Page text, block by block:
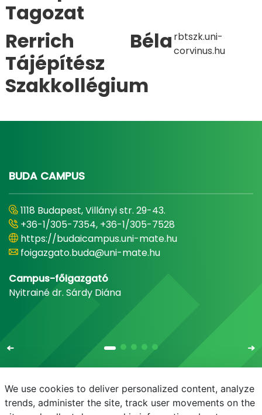
Tagozat
Rerrich Béla
Tájépítész
Szakkollégium
rbtszk.uni-
corvinus.hu
BUDA CAMPUS
1118 Budapest, Villányi str. 29-43.
+36-1/305-7354, +36-1/305-7528
https://budaicampus.uni-mate.hu
foigazgato.buda@uni-mate.hu
Campus-főigazgató
Nyitrainé dr. Sárdy Diána
We use cookies to deliver personalized content, analyze
trends, administer the site, track user movements on the